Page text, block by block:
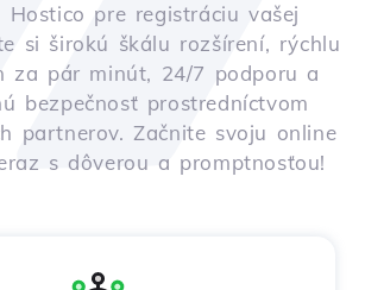
Hostico pre registráciu vašej
si širokú škálu rozšírení, rýchlu
za pár minút, 24/7 podporu a
bezpečnosť prostredníctvom
partnerov. Začnite svoju online
s dôverou a promptnosťou!